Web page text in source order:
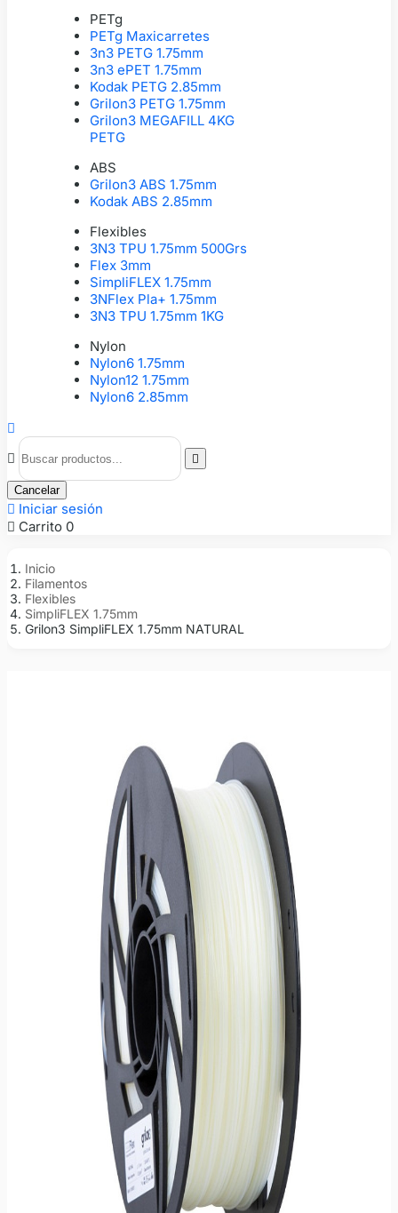
PETg
PETg Maxicarretes
3n3 PETG 1.75mm
3n3 ePET 1.75mm
Kodak PETG 2.85mm
Grilon3 PETG 1.75mm
Grilon3 MEGAFILL 4KG
PETG
ABS
Grilon3 ABS 1.75mm
Kodak ABS 2.85mm
Flexibles
3N3 TPU 1.75mm 500Grs
Flex 3mm
SimpliFLEX 1.75mm
3NFlex Pla+ 1.75mm
3N3 TPU 1.75mm 1KG
Nylon
Nylon6 1.75mm
Nylon12 1.75mm
Nylon6 2.85mm



Cancelar
 Iniciar sesión
 Carrito 0
Inicio
Filamentos
Flexibles
SimpliFLEX 1.75mm
Grilon3 SimpliFLEX 1.75mm NATURAL